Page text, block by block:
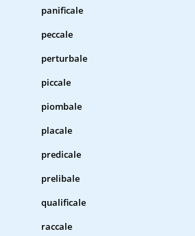
panificale
peccale
perturbale
piccale
piombale
placale
predicale
prelibale
qualificale
raccale